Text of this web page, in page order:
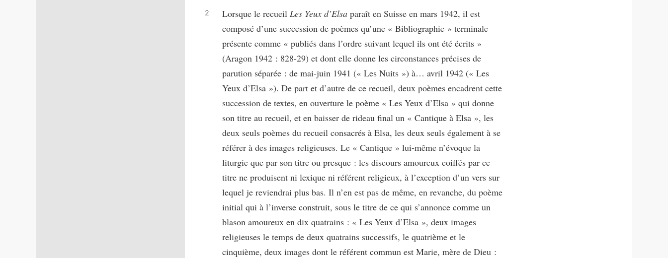
Lorsque le recueil Les Yeux d’Elsa paraît en Suisse en mars 1942, il est
composé d’une succession de poèmes qu’une « Bibliographie » terminale
présente comme « publiés dans l’ordre suivant lequel ils ont été écrits »
(Aragon 1942 : 828-29) et dont elle donne les circonstances précises de
parution séparée : de mai-juin 1941 (« Les Nuits ») à… avril 1942 (« Les
Yeux d’Elsa »). De part et d’autre de ce recueil, deux poèmes encadrent cette
succession de textes, en ouverture le poème « Les Yeux d’Elsa » qui donne
son titre au recueil, et en baisser de rideau final un « Cantique à Elsa », les
deux seuls poèmes du recueil consacrés à Elsa, les deux seuls également à se
référer à des images religieuses. Le « Cantique » lui-même n’évoque la
liturgie que par son titre ou presque : les discours amoureux coiffés par ce
titre ne produisent ni lexique ni référent religieux, à l’exception d’un vers sur
lequel je reviendrai plus bas. Il n’en est pas de même, en revanche, du poème
initial qui à l’inverse construit, sous le titre de ce qui s’annonce comme un
blason amoureux en dix quatrains : « Les Yeux d’Elsa », deux images
religieuses le temps de deux quatrains successifs, le quatrième et le
cinquième, deux images dont le référent commun est Marie, mère de Dieu :